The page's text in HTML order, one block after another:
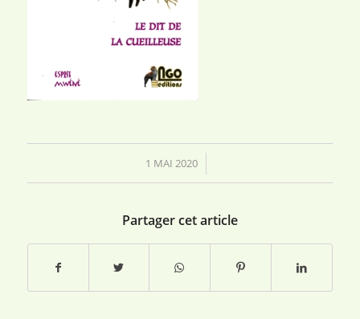
1 MAI 2020
/
Partager cet article